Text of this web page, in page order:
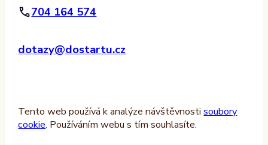
704 164 574
dotazy@dostartu.cz
Tento web používá k analýze návštěvnostisoubory
cookie. Používáním webu s tím souhlasíte.